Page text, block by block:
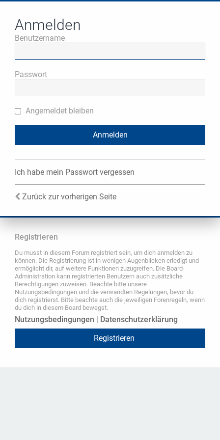
Anmelden
Benutzername
Passwort
Angemeldet bleiben
Ich habe mein Passwort vergessen
Zurück zur vorherigen Seite
Registrieren
Du musst in diesem Forum registriert sein, um dich anmelden zu
können. Die Registrierung ist in wenigen Augenblicken erledigt und
ermöglicht dir, auf weitere Funktionen zuzugreifen. Die Board-
Administration kann registrierten Benutzern auch zusätzliche
Berechtigungen zuweisen. Beachte bitte unsere
Nutzungsbedingungen und die verwandten Regelungen, bevor du
dich registrierst. Bitte beachte auch die jeweiligen Forenregeln, wenn
du dich in diesem Board bewegst.
Nutzungsbedingungen
Datenschutzerklärung
Registrieren